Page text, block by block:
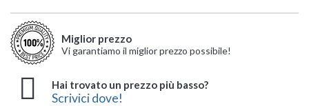
Miglior prezzo
Vi garantiamo il miglior prezzo possibile!
Hai trovato un prezzo più basso?
Scrivici dove!